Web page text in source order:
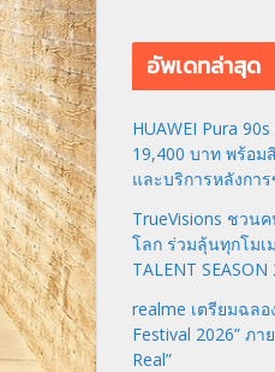
อัพเดทล่าสุด
HUAWEI Pura
19,400 บาท พร้อม
และบริการหลังกา
TrueVisions ชวนค
โลก ร่วมลุ้นทุกโมเ
TALENT SEASON
realme เตรียมฉล
Festival 2026” ภ
Real”